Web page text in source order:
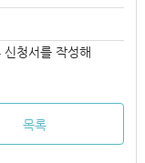
청서를 작성해
목록